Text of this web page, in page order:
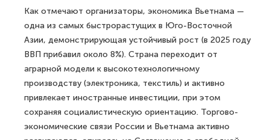
Как отмечают организаторы, экономика Вьетнама —
одна из самых быстрорастущих в Юго-Восточной
Азии, демонстрирующая устойчивый рост (в 2025 году
ВВП прибавил около 8%). Страна переходит от
аграрной модели к высокотехнологичному
производству (электроника, текстиль) и активно
привлекает иностранные инвестиции, при этом
сохраняя социалистическую ориентацию. Торгово-
экономические связи России и Вьетнама активно